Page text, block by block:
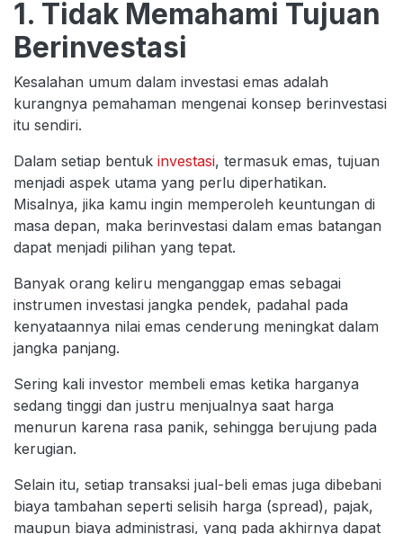
1. Tidak Memahami Tujuan
Berinvestasi
Kesalahan umum dalam investasi emas adalah
kurangnya pemahaman mengenai konsep berinvestasi
itu sendiri.
Dalam setiap bentuk investasi, termasuk emas, tujuan
menjadi aspek utama yang perlu diperhatikan.
Misalnya, jika kamu ingin memperoleh keuntungan di
masa depan, maka berinvestasi dalam emas batangan
dapat menjadi pilihan yang tepat.
Banyak orang keliru menganggap emas sebagai
instrumen investasi jangka pendek, padahal pada
kenyataannya nilai emas cenderung meningkat dalam
jangka panjang.
Sering kali investor membeli emas ketika harganya
sedang tinggi dan justru menjualnya saat harga
menurun karena rasa panik, sehingga berujung pada
kerugian.
Selain itu, setiap transaksi jual-beli emas juga dibebani
biaya tambahan seperti selisih harga (spread), pajak,
maupun biaya administrasi, yang pada akhirnya dapat